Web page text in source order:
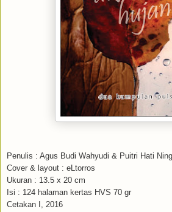
Penulis : Agus Budi Wahyudi & Puitri Hati
Cover & layout : eLtorros
Ukuran : 13.5 x 20 cm
Isi : 124 halaman kertas HVS 70 gr
Cetakan I, 2016